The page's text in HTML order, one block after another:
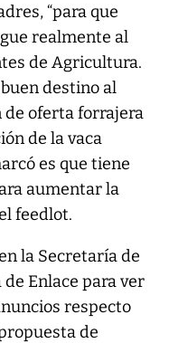
“para que
realmente al
de Agricultura.
destino al
oferta forrajera
de la vaca
es que tiene
aumentar la
feedlot.
la Secretaría de
Enlace para ver
respecto
de